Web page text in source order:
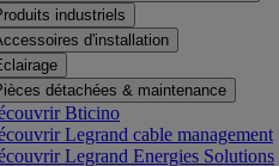
industriels
d'installation
détachées & maintenance
Bticino
Legrand cable management
Legrand Energies Solutions